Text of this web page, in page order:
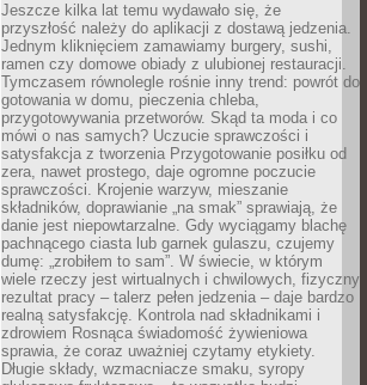
Jeszcze kilka lat temu wydawało się, że
przyszłość należy do aplikacji z dostawą jedzenia.
Jednym kliknięciem zamawiamy burgery, sushi,
ramen czy domowe obiady z ulubionej restauracji.
Tymczasem równolegle rośnie inny trend: powrót do
gotowania w domu, pieczenia chleba,
przygotowywania przetworów. Skąd ta moda i co
mówi o nas samych? Uczucie sprawczości i
satysfakcja z tworzenia Przygotowanie posiłku od
zera, nawet prostego, daje ogromne poczucie
sprawczości. Krojenie warzyw, mieszanie
składników, doprawianie „na smak” sprawiają, że
danie jest niepowtarzalne. Gdy wyciągamy blachę
pachnącego ciasta lub garnek gulaszu, czujemy
dumę: „zrobiłem to sam”. W świecie, w którym
wiele rzeczy jest wirtualnych i chwilowych, fizyczny
rezultat pracy – talerz pełen jedzenia – daje bardzo
realną satysfakcję. Kontrola nad składnikami i
zdrowiem Rosnąca świadomość żywieniowa
sprawia, że coraz uważniej czytamy etykiety.
Długie składy, wzmacniacze smaku, syropy